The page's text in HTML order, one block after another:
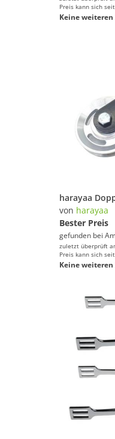
Preis kann sich
Keine
von harayaa
Bester Preis
gefunden bei
zuletzt überprüft
Preis kann sich
Keine